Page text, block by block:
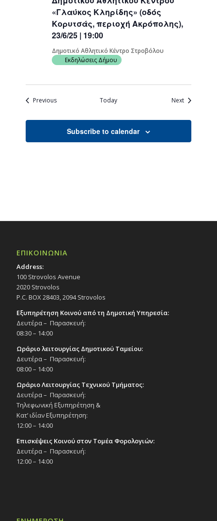
«Γλαύκος Κληρίδης» (οδός
Κορυτσάς, περιοχή Ακρόπολης),
23/6/25 | 19:00
Δημοτικό Αθλητικό Κέντρο Στροβόλου
Εκδηλώσεις Δήμου
PreviousEvents Today NextEvents
Subscribe to calendar
ΕΠΙΚΟΙΝΩΝΙΑ
Address:
100 Strovolos Avenue
2020 Strovolos
P.C. BOX 28403, 2094 Strovolos
Εξυπηρέτηση Κοινού από τη Δημοτική Υπηρεσία:
Δευτέρα – Παρασκευή:
08:30 – 14:00
Ωράριο λειτουργίας Δημοτικού Ταμείου:
Δευτέρα – Παρασκευή:
08:00 – 14:00
Ωράριο Λειτουργίας Τεχνικού Τμήματος:
Δευτέρα – Παρασκευή:
Τηλεφωνική Εξυπηρέτηση &
Κατ’ ιδίαν Εξυπηρέτηση:
12:00 – 14:00
Επισκέψεις Κοινού στον Τομέα Φορολογιών:
Δευτέρα – Παρασκευή:
12:00 – 14:00